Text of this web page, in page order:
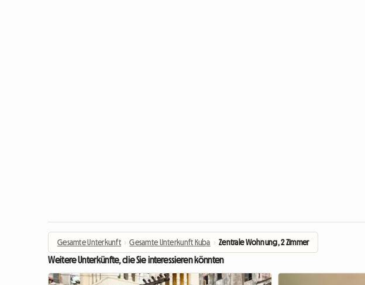
Gesamte Unterkunft › Gesamte Unterkunft Kuba › Zentrale Wohnung, 2 Zimmer
Weitere Unterkünfte, die Sie interessieren könnten